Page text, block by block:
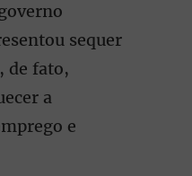
sequer
de fato,
a
e